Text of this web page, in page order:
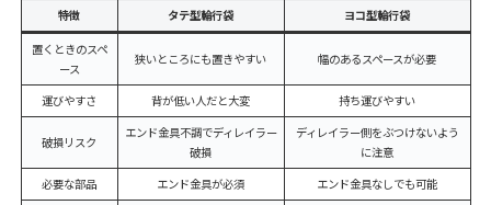
特徴 タテ型輪行袋 ヨコ型輪行袋
置くときのスペ
ース
狭いところにも置きやすい 幅のあるスペースが必要
運びやすさ 背が低い人だと大変 持ち運びやすい
破損リスク
エンド金具不調でディレイラー
破損
ディレイラー側をぶつけないよう
に注意
必要な部品
エンド金具が必須
エンド金具なしでも可能